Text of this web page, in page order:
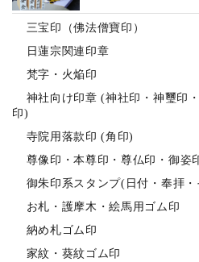
三宝印（佛法僧寶印）
日蓮宗関連印章
梵字・火焔印
神社向け印章 (神社印・神璽印
印)
寺院用落款印 (角印)
尊像印・本尊印・尊仏印・御姿
御朱印系スタンプ(日付・奉拝・
お札・護摩木・絵馬用ゴム印
納め札ゴム印
家紋・葵紋ゴム印